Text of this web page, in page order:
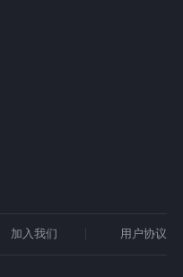
加入我们 用户协议